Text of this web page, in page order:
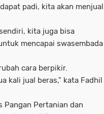
padi, kita akan menjual
kita juga bisa
mencapai swasembada
cara berpikir.
kali jual beras," kata Fadhil
Pangan Pertanian dan